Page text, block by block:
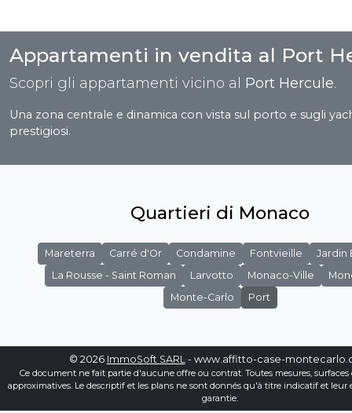
Appartamenti in vendita al Port
Scopri gli appartamenti vicino al Port Hercule.
Una zona centrale e dinamica con vista sul porto e sugli
prestigiosi.
Quartieri di Monaco
Mareterra Carré d'Or Condamine Fontvieille
Jardin
La Rousse - Saint Roman
Larvotto Monaco-Ville
Monte-Carlo
Port
© 2026 ImmoSoft SARL- www.affitto-case-
Ce document ne fait partie d'aucune offre ou contrat. Toutes mesures, surfaces
approximatives. Le descriptif et les plans ne sont donnés qu'à titre indicatif et leur
garantie.